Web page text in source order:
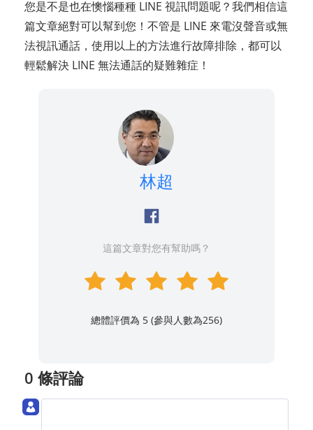
您是不是也在懊惱種種 LINE 視訊問題呢？我們相信這
篇文章絕對可以幫到您！不管是 LINE 來電沒聲音或無
法視訊通話，使用以上的方法進行故障排除，都可以
輕鬆解決 LINE 無法通話的疑難雜症！
林超
這篇文章對您有幫助嗎？
總體評價為 5 (參與人數為256)
0 條評論